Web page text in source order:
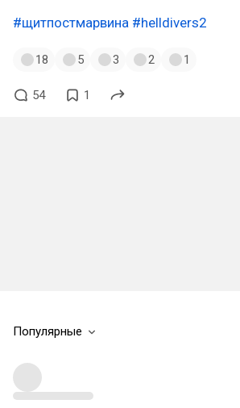
#щитпостмарвина #helldivers2
18 5 3 2 1
54 1
Популярные